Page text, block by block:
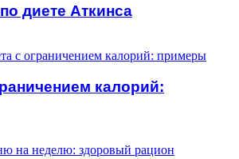
диете Аткинса
калорий: